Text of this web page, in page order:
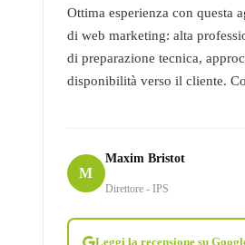
Ottima esperienza con questa
di web marketing: alta
di preparazione tecnica,
disponibilità verso il cliente.
M
Maxim Bristot
Direttore - IPS
Leggi la recensione su